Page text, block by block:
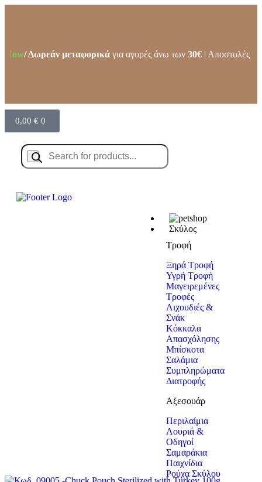
/ Δωρεάν μεταφορικάγια αγορές άνω των30€| Αποστολές
0,00 € 0
Σκύλος
Τροφή
Ξηρά Τροφή
Υγρή Τροφή
Μαγειρεμένες
Τροφές
Λιχουδιές &
Σνάκ
Κόκκαλα
Απασχόλησης
Μπίσκοτα
Σαλάμια
Συμπληρώματα
Διατροφής
Αξεσουάρ
Περιλαίμια
Λουριά &
Οδηγοί
Σαμαράκια
Παιχνίδια
Ρούχα Σκύλου